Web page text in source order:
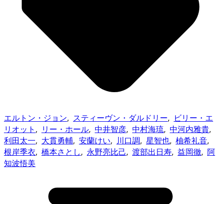
エルトン・ジョン, スティーヴン・ダルドリー, ビリー・エ
リオット , リー・ホール, 中井智彦, 中村海琉, 中河内雅貴,
利田太一, 大貫勇輔, 安蘭けい, 川口調, 星智也, 柚希礼音,
根岸季衣, 橋本さとし, 永野亮比己, 渡部出日寿, 益岡徹, 阿
知波悟美